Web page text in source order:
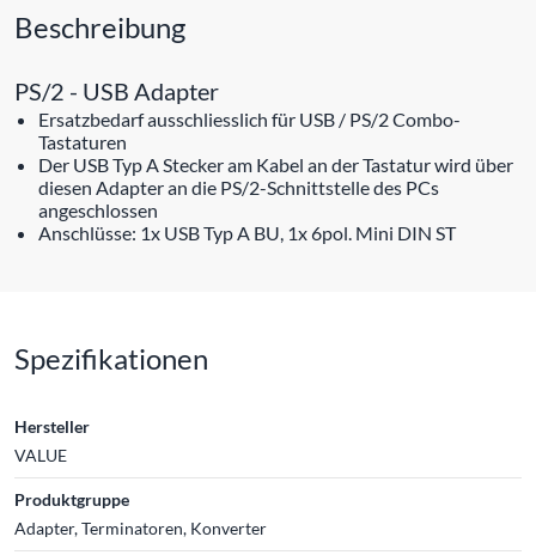
Beschreibung
PS/2 - USB Adapter
Ersatzbedarf ausschliesslich für USB / PS/2 Combo-
Tastaturen
Der USB Typ A Stecker am Kabel an der Tastatur wird über
diesen Adapter an die PS/2-Schnittstelle des PCs
angeschlossen
Anschlüsse: 1x USB Typ A BU, 1x 6pol. Mini DIN ST
Spezifikationen
Hersteller
VALUE
Produktgruppe
Adapter, Terminatoren, Konverter